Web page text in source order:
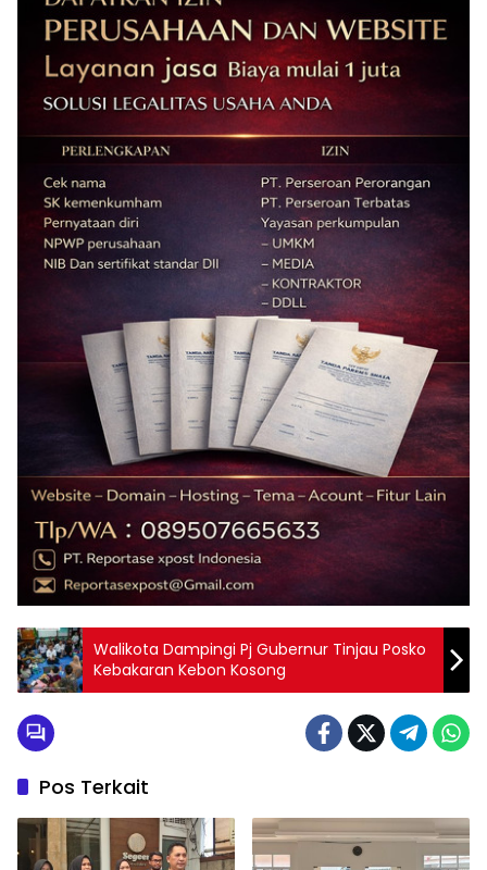
Walikota Dampingi Pj Gubernur Tinjau Posko
Kebakaran Kebon Kosong
Pos Terkait